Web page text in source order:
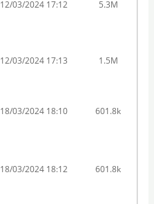
12/03/2024 17:12 5.3M
12/03/2024 17:13 1.5M
18/03/2024 18:10 601.8k
18/03/2024 18:12 601.8k